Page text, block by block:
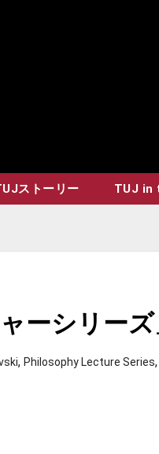
ストーリー TUJ in
ャーシリー
, Philosophy Lecture Series,